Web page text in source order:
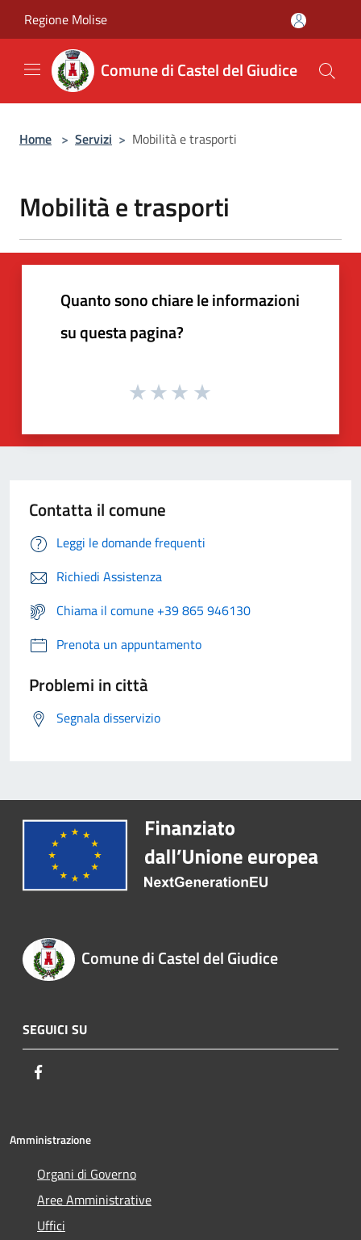
Regione Molise
Comune di Castel del Giudice
Home > Servizi > Mobilità e trasporti
Mobilità e trasporti
Quanto sono chiare le informazioni
su questa pagina?
Contatta il comune
Leggi le domande frequenti
Richiedi Assistenza
Chiama il comune +39 865 946130
Prenota un appuntamento
Problemi in città
Segnala disservizio
Comune di Castel del Giudice
SEGUICI SU
Amministrazione
Organi di Governo
Aree Amministrative
Uffici